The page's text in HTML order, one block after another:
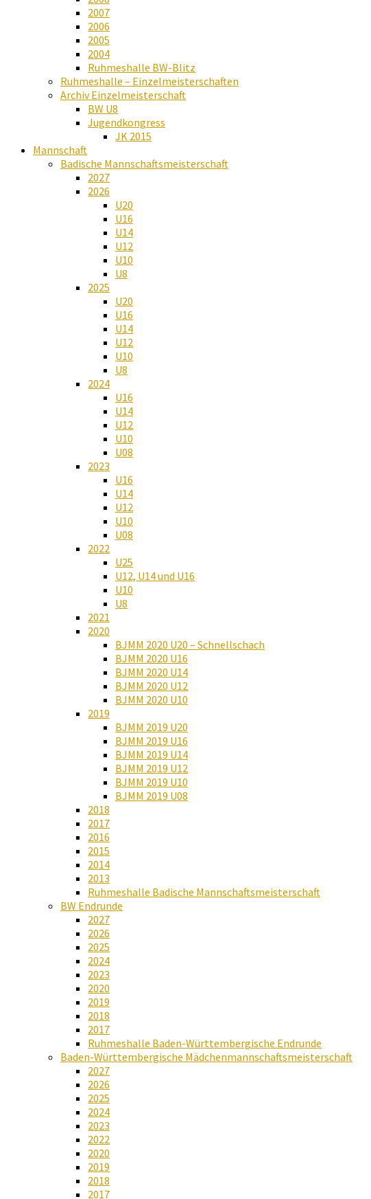
2007
2006
2005
2004
Ruhmeshalle BW-Blitz
Ruhmeshalle – Einzelmeisterschaften
Archiv Einzelmeisterschaft
BW U8
Jugendkongress
JK 2015
Mannschaft
Badische Mannschaftsmeisterschaft
2027
2026
U20
U16
U14
U12
U10
U8
2025
U20
U16
U14
U12
U10
U8
2024
U16
U14
U12
U10
U08
2023
U16
U14
U12
U10
U08
2022
U25
U12, U14 und U16
U10
U8
2021
2020
BJMM 2020 U20 – Schnellschach
BJMM 2020 U16
BJMM 2020 U14
BJMM 2020 U12
BJMM 2020 U10
2019
BJMM 2019 U20
BJMM 2019 U16
BJMM 2019 U14
BJMM 2019 U12
BJMM 2019 U10
BJMM 2019 U08
2018
2017
2016
2015
2014
2013
Ruhmeshalle Badische Mannschaftsmeisterschaft
BW Endrunde
2027
2026
2025
2024
2023
2020
2019
2018
2017
Ruhmeshalle Baden-Württembergische Endrunde
Baden-Württembergische Mädchenmannschaftsmeisterschaft
2027
2026
2025
2024
2023
2022
2020
2019
2018
2017